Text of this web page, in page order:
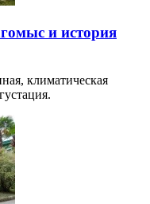
и история
климатическая